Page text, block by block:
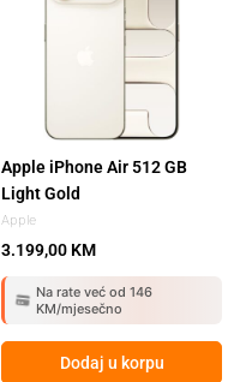
Apple
Apple iPhone Air 512 GB
Light Gold
3.199,00 KM
Na rate već od 146
KM/mjesečno
Dodaj u korpu